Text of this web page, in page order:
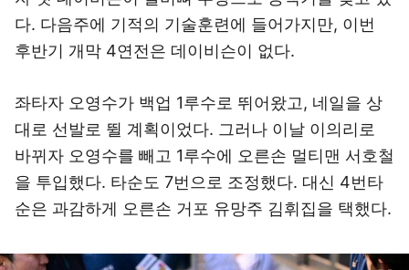
다. 다음주에 기적의 기술훈련에 들어가지만, 이번
후반기 개막 4연전은 데이비슨이 없다.
좌타자 오영수가 백업 1루수로 뛰어왔고, 네일을 상
대로 선발로 뛸 계획이었다. 그러나 이날 이의리로
바뀌자 오영수를 빼고 1루수에 오른손 멀티맨 서호철
을 투입했다. 타순도 7번으로 조정했다. 대신 4번타
순은 과감하게 오른손 거포 유망주 김휘집을 택했다.